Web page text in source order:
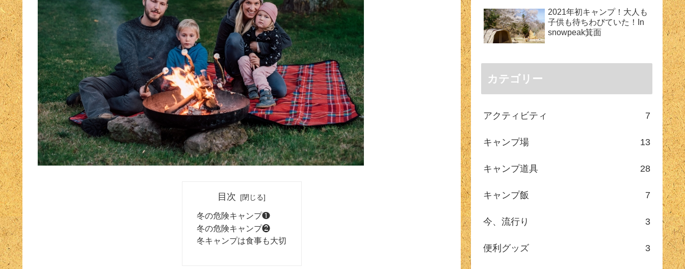
目次
冬の危険キャンプ❶
冬の危険キャンプ❷
冬キャンプは食事も大切
2021年初キャンプ！大人も
子供も待ちわびていた！In
snowpeak箕面
カテゴリー
アクティビティ 7
キャンプ場 13
キャンプ道具 28
キャンプ飯 7
今、流行り 3
便利グッズ 3